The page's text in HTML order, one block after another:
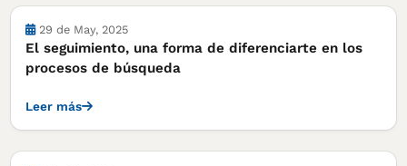
Notas
29 de May, 2025
El seguimiento, una forma de diferenciarte en los
procesos de búsqueda
Leer más